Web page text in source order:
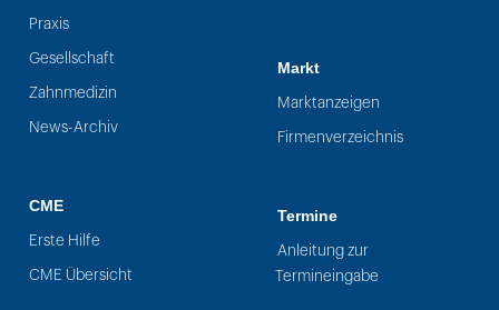
Praxis
Gesellschaft
Zahnmedizin
News-Archiv
CME
Erste Hilfe
CME Übersicht
Markt
Marktanzeigen
Firmenverzeichnis
Termine
Anleitung zur
Termineingabe